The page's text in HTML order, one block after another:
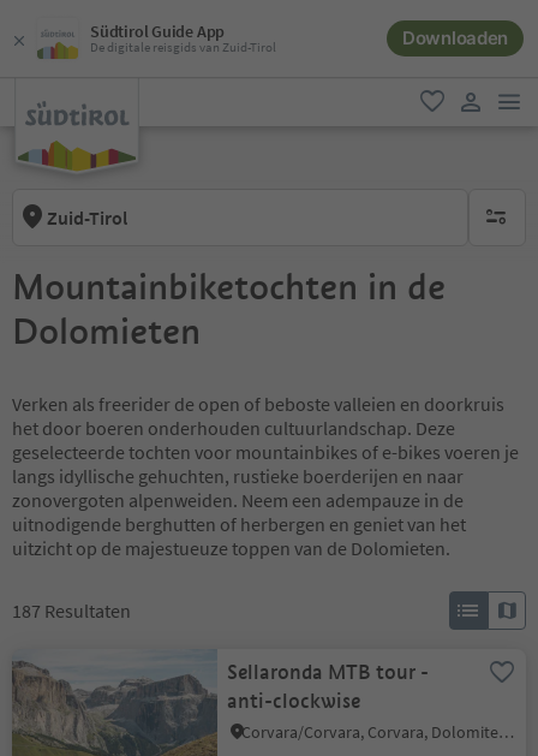
Südtirol Guide App
De digitale reisgids van Zuid-Tirol Downloaden
favoriet
Zuid-Tirol geen
Mountainbiketochten in de
Dolomieten
Verken als freerider de open of beboste valleien en doorkruis
het door boeren onderhouden cultuurlandschap. Deze
geselecteerde tochten voor mountainbikes of e-bikes voeren je
langs idyllische gehuchten, rustieke boerderijen en naar
zonovergoten alpenweiden. Neem een adempauze in de
uitnodigende berghutten of herbergen en geniet van het
uitzicht op de majestueuze toppen van de Dolomieten.
187 Resultaten
Sellaronda MTB tour -
anti-clockwise
Corvara/Corvara, Corvara, Dolomites Region Alta Badia